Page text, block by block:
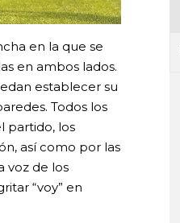
en la que se
en ambos lados.
establecer su
Todos los
partido, los
así como por las
voz de los
“voy” en